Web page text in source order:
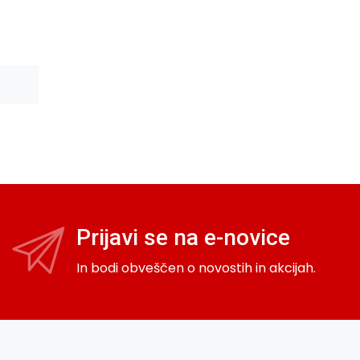
Prijavi se na e-novice
In bodi obveščen o novostih in akcijah.